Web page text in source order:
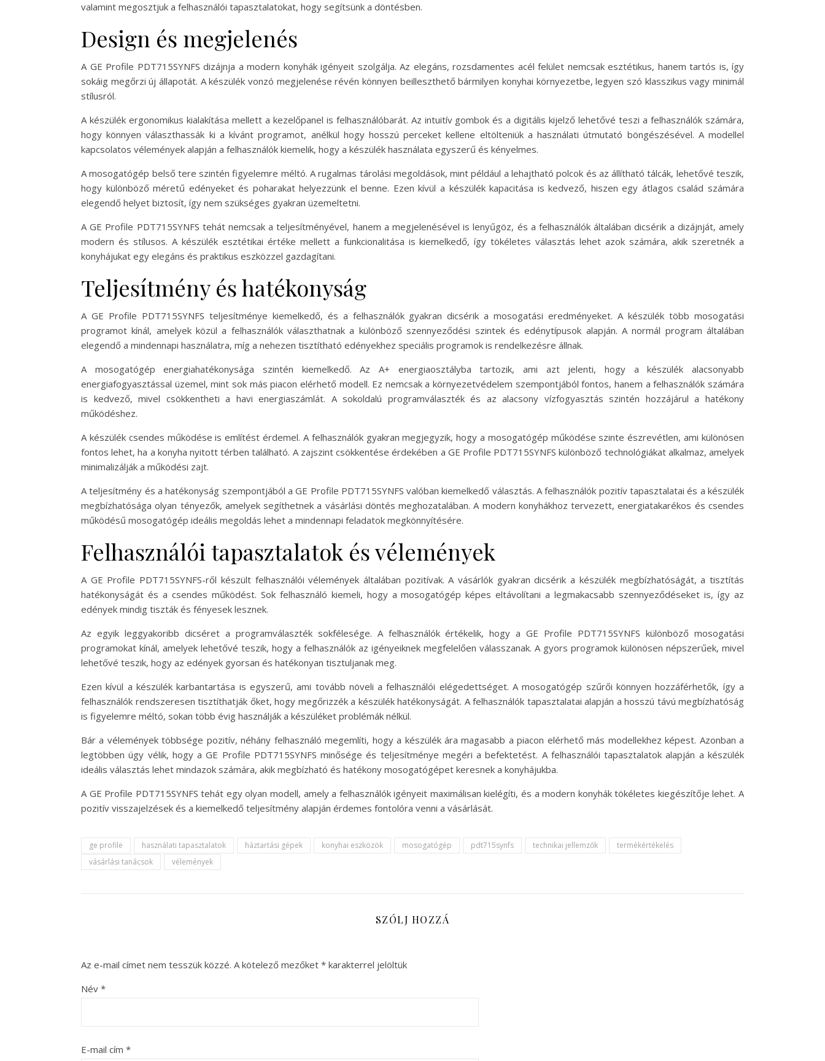
valamint megosztjuk a felhasználói tapasztalatokat, hogy segítsünk a döntésben.
Design és megjelenés
A GE Profile PDT715SYNFS dizájnja a modern konyhák igényeit szolgálja. Az elegáns, rozsdamentes acél felület nemcsak esztétikus, hanem tartós is, így
sokáig megőrzi új állapotát. A készülék vonzó megjelenése révén könnyen beilleszthető bármilyen konyhai környezetbe, legyen szó klasszikus vagy minimál
stílusról.
A készülék ergonomikus kialakítása mellett a kezelőpanel is felhasználóbarát. Az intuitív gombok és a digitális kijelző lehetővé teszi a felhasználók számára,
hogy könnyen választhassák ki a kívánt programot, anélkül hogy hosszú perceket kellene eltölteniük a használati útmutató böngészésével. A modellel
kapcsolatos vélemények alapján a felhasználók kiemelik, hogy a készülék használata egyszerű és kényelmes.
A mosogatógép belső tere szintén figyelemre méltó. A rugalmas tárolási megoldások, mint például a lehajtható polcok és az állítható tálcák, lehetővé teszik,
hogy különböző méretű edényeket és poharakat helyezzünk el benne. Ezen kívül a készülék kapacitása is kedvező, hiszen egy átlagos család számára
elegendő helyet biztosít, így nem szükséges gyakran üzemeltetni.
A GE Profile PDT715SYNFS tehát nemcsak a teljesítményével, hanem a megjelenésével is lenyűgöz, és a felhasználók általában dicsérik a dizájnját, amely
modern és stílusos. A készülék esztétikai értéke mellett a funkcionalitása is kiemelkedő, így tökéletes választás lehet azok számára, akik szeretnék a
konyhájukat egy elegáns és praktikus eszközzel gazdagítani.
Teljesítmény és hatékonyság
A GE Profile PDT715SYNFS teljesítménye kiemelkedő, és a felhasználók gyakran dicsérik a mosogatási eredményeket. A készülék több mosogatási
programot kínál, amelyek közül a felhasználók választhatnak a különböző szennyeződési szintek és edénytípusok alapján. A normál program általában
elegendő a mindennapi használatra, míg a nehezen tisztítható edényekhez speciális programok is rendelkezésre állnak.
A mosogatógép energiahatékonysága szintén kiemelkedő. Az A+ energiaosztályba tartozik, ami azt jelenti, hogy a készülék alacsonyabb
energiafogyasztással üzemel, mint sok más piacon elérhető modell. Ez nemcsak a környezetvédelem szempontjából fontos, hanem a felhasználók számára
is kedvező, mivel csökkentheti a havi energiaszámlát. A sokoldalú programválaszték és az alacsony vízfogyasztás szintén hozzájárul a hatékony
működéshez.
A készülék csendes működése is említést érdemel. A felhasználók gyakran megjegyzik, hogy a mosogatógép működése szinte észrevétlen, ami különösen
fontos lehet, ha a konyha nyitott térben található. A zajszint csökkentése érdekében a GE Profile PDT715SYNFS különböző technológiákat alkalmaz, amelyek
minimalizálják a működési zajt.
A teljesítmény és a hatékonyság szempontjából a GE Profile PDT715SYNFS valóban kiemelkedő választás. A felhasználók pozitív tapasztalatai és a készülék
megbízhatósága olyan tényezők, amelyek segíthetnek a vásárlási döntés meghozatalában. A modern konyhákhoz tervezett, energiatakarékos és csendes
működésű mosogatógép ideális megoldás lehet a mindennapi feladatok megkönnyítésére.
Felhasználói tapasztalatok és vélemények
A GE Profile PDT715SYNFS-ről készült felhasználói vélemények általában pozitívak. A vásárlók gyakran dicsérik a készülék megbízhatóságát, a tisztítás
hatékonyságát és a csendes működést. Sok felhasználó kiemeli, hogy a mosogatógép képes eltávolítani a legmakacsabb szennyeződéseket is, így az
edények mindig tiszták és fényesek lesznek.
Az egyik leggyakoribb dicséret a programválaszték sokfélesége. A felhasználók értékelik, hogy a GE Profile PDT715SYNFS különböző mosogatási
programokat kínál, amelyek lehetővé teszik, hogy a felhasználók az igényeiknek megfelelően válasszanak. A gyors programok különösen népszerűek, mivel
lehetővé teszik, hogy az edények gyorsan és hatékonyan tisztuljanak meg.
Ezen kívül a készülék karbantartása is egyszerű, ami tovább növeli a felhasználói elégedettséget. A mosogatógép szűrői könnyen hozzáférhetők, így a
felhasználók rendszeresen tisztíthatják őket, hogy megőrizzék a készülék hatékonyságát. A felhasználók tapasztalatai alapján a hosszú távú megbízhatóság
is figyelemre méltó, sokan több évig használják a készüléket problémák nélkül.
Bár a vélemények többsége pozitív, néhány felhasználó megemlíti, hogy a készülék ára magasabb a piacon elérhető más modellekhez képest. Azonban a
legtöbben úgy vélik, hogy a GE Profile PDT715SYNFS minősége és teljesítménye megéri a befektetést. A felhasználói tapasztalatok alapján a készülék
ideális választás lehet mindazok számára, akik megbízható és hatékony mosogatógépet keresnek a konyhájukba.
A GE Profile PDT715SYNFS tehát egy olyan modell, amely a felhasználók igényeit maximálisan kielégíti, és a modern konyhák tökéletes kiegészítője lehet. A
pozitív visszajelzések és a kiemelkedő teljesítmény alapján érdemes fontolóra venni a vásárlását.
ge profile használati tapasztalatok háztartási gépek konyhai eszközök mosogatógép pdt715synfs technikai jellemzők
termékértékelés
vásárlási tanácsok
vélemények
SZÓLJ HOZZÁ
Az e-mail címet nem tesszük közzé. A kötelező mezőket * karakterrel jelöltük
Név *
E-mail cím *